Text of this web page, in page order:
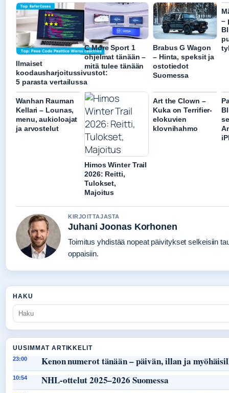
Ilmaiset
koodausharjoitussivustot:
5 parasta vertailussa
C More Sport 1
ohjelmat tänään –
mitä tulee tänään
Brabus G Wagon
– Hinta, speksit ja
ostotiedot
Suomessa
–
Wanhan Rauman
Kellari – Lounas,
menu, aukioloajat
ja arvostelut
Himos Winter Trail
2026: Reitti,
Tulokset,
Majoitus
Art the Clown –
Kuka on Terrifier-
elokuvien
klovnihahmo
KIRJOITTAJASTA
Juhani Joonas Korhonen
Toimitus yhdistää nopeat päivitykset selkeisiin
oppaisiin.
HAKU
UUSIMMAT ARTIKKELIT
23:00 Kenon numerot tänään – päivän, illan ja
10:54 NHL-ottelut 2025–2026 Suomessa